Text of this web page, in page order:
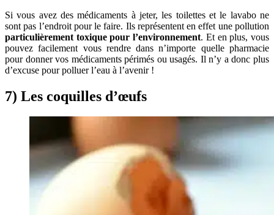
Si vous avez des médicaments à jeter, les toilettes et le lavabo ne
sont pas l’endroit pour le faire. Ils représentent en effet une pollution
particulièrement toxique pour l’environnement. Et en plus, vous
pouvez facilement vous rendre dans n’importe quelle pharmacie
pour donner vos médicaments périmés ou usagés. Il n’y a donc plus
d’excuse pour polluer l’eau à l’avenir !
7) Les coquilles d’œufs